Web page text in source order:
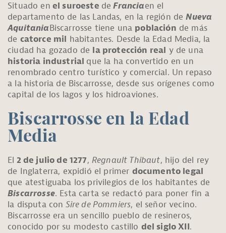
Situado en el suroeste de Franciaen el
departamento de las Landas, en la región deNueva
AquitaniaBiscarrosse tiene una población de más
de catorce mil habitantes. Desde la Edad Media, la
ciudad ha gozado de la protección real y de una
historia industrial que la ha convertido en un
renombrado centro turístico y comercial. Un repaso
a la historia de Biscarrosse, desde sus orígenes como
capital de los lagos y los hidroaviones.
Biscarrosse en la Edad
Media
El 2 de julio de 1277, Regnault Thibaut, hijo del rey
de Inglaterra, expidió el primer documento legal
que atestiguaba los privilegios de los habitantes de
Biscarrosse. Esta carta se redactó para poner fin a
la disputa con Sire de Pommiers, el señor vecino.
Biscarrosse era un sencillo pueblo de resineros,
conocido por su modesto castillo del siglo XII.